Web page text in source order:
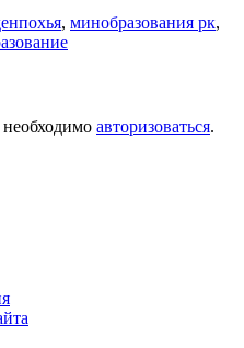
, минобразования рк,
авторизоваться.